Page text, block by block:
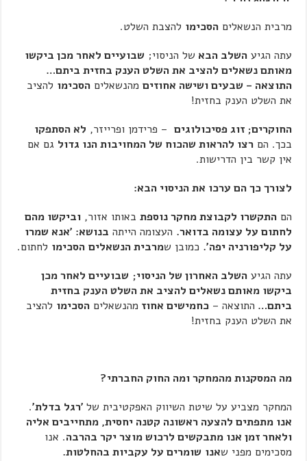
מרבית הנשאליםהסכימו להצבת השלט.
עתה הגיעהשלב הבא של הניסוי; שבועיים לאחר מכן ביקשו
מאותם נשאלים להציב את השלט הענק בחזית ביתם…
התוצאה – שבעים ושישה אחוזים מהנשאליםהסכימו להציב
את השלט הענק בחזית!
החוקרים; זוג פסיכולוגים – פרידמן ופרייזר, לא הסתפקו
בכך. הםרצו להראות שהכוח של המחויבות הנו גדול גם אם
אין קשר בין הדרישות.
לצורך כך הם ערכו את הניסוי הבא:
הםהתקשרו לקבוצת מחקר נוספת באותו אזור,וביקשו מהם
לחתום על עצומה בדואר. העצומה הייתה בנושא: 'אנא שמרו
על קליפורניה יפה'. כמובן שמרבית הנשאלים הסכימו לחתום.
עתה הגיעהשלב האחרון של הניסוי; שבועיים לאחר מכן
ביקשו מאותם נשאלים להציב את השלט הענק בחזית
ביתם… התוצאה –כחמישים אחוז מהנשאליםהסכימו להציב
את השלט הענק בחזית!
מה המסקנות מהמחקר ומה החוק החברתי?
המחקר מצביע על שיטת השיווק האפקטיבית של 'רגל בדלת'.
אנו מתפתים להצעה ראשונה קטנה יחסית, מתחייבים אליה
ולאחר זמן אנו מתבקשים לרכוש מוצר יקר בהרבה. אנו
מסכימים מפני שאנו שומרים על עקביות בהחלטות.